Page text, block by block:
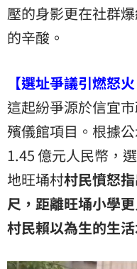
壓的身影更在社群
的辛酸。
【選址爭議引燃怒
這起紛爭源於信宜
殯儀館項目。根據
1.45 億元人民幣，
地旺埇村村民憤怒
尺，距離旺埇小學
村民賴以為生的生活